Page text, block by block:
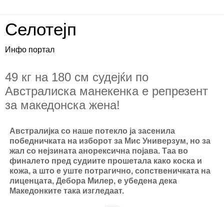
Селотејп
Инфо портал
49 кг на 180 см судејќи по
Австралиска манекенка е репрезент
за македонска жена!
Австралијка со наше потекло ја засенила
победничката на изборот за Мис Универзум, но за
жал со нејзината анорексична појава. Таа во
финалето пред судиите прошетала како коска и
кожа, а што е уште потрагично, сопственичката на
лиценцата, Дебора Милер, е убедена дека
Македонките така изгледаат.